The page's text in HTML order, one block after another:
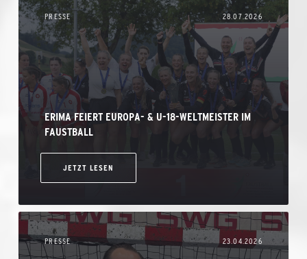
PRESSE 28.07.2026
ERIMA FEIERT EUROPA- & U-18-WELTMEISTER IM
FAUSTBALL
JETZT LESEN
PRESSE 23.04.2026